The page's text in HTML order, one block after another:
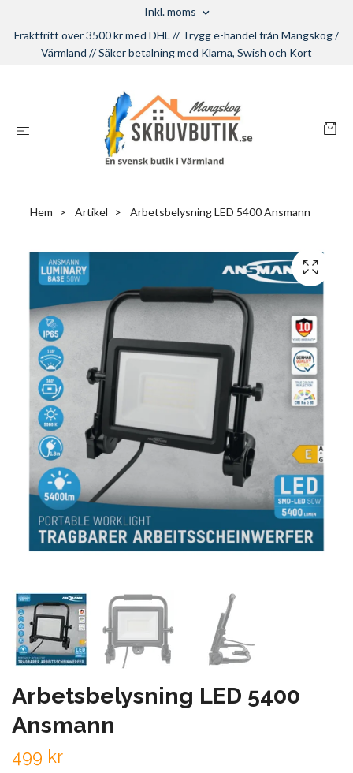
Inkl. moms
Fraktfritt över 3500 kr med DHL // Trygg e-handel från Mangskog /
Värmland // Säker betalning med Klarna, Swish och Kort
Hem Artikel Arbetsbelysning LED 5400 Ansmann
Arbetsbelysning LED 5400
Ansmann
499 kr